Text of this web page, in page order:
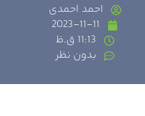
احمد احمدی
2023-11-11
11:13 ق.ظ
بدون نظر